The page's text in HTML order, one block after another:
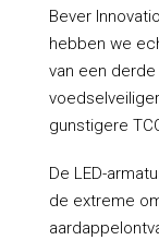
Bever
hebben we
van een
gunstigere
De LED-
de extreme